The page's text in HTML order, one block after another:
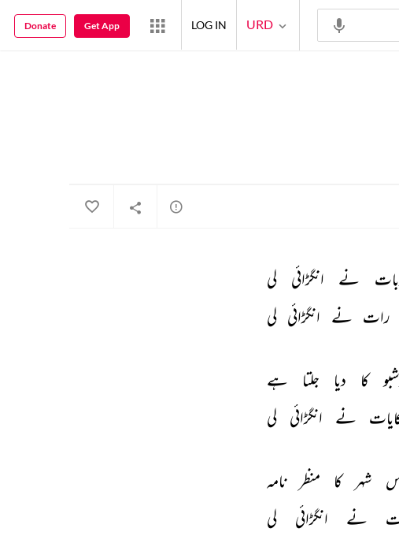
نے انگڑائی
لی
رات نے انگڑائی لی
کا دیا جلتا
ہے
نے انگڑائی لی
شہر کا منظر
نامہ
نے انگڑائی لی
URD
LOG IN
Get App
Donate